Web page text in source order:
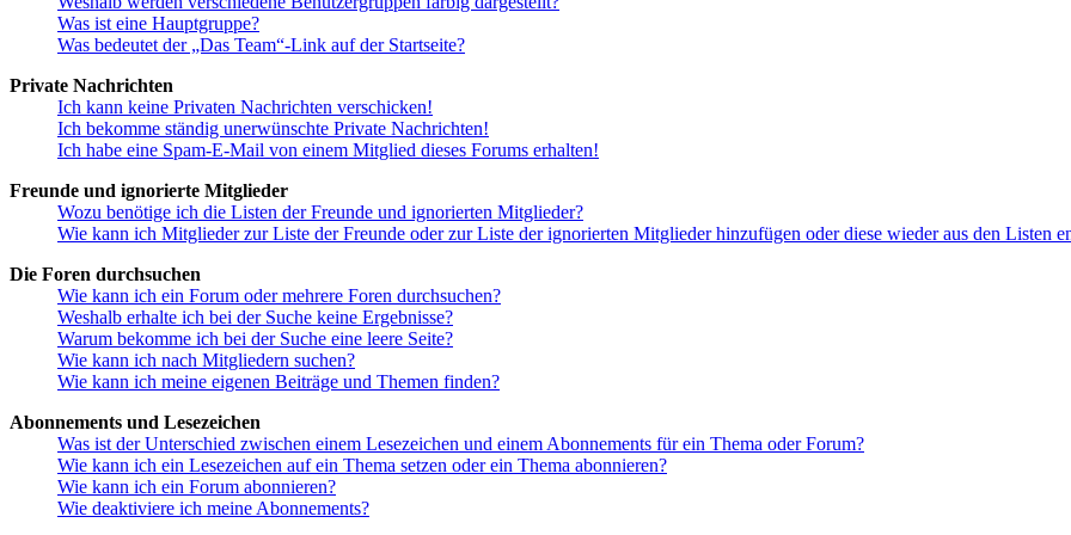
Was ist eine Hauptgruppe?
Was bedeutet der „Das Team“-Link auf der Startseite?
Private Nachrichten
Ich kann keine Privaten Nachrichten verschicken!
Ich bekomme ständig unerwünschte Private Nachrichten!
Ich habe eine Spam-E-Mail von einem Mitglied dieses Forums erhalten!
Freunde und ignorierte Mitglieder
Wozu benötige ich die Listen der Freunde und ignorierten Mitglieder?
Wie kann ich Mitglieder zur Liste der Freunde oder zur Liste der ignorierten Mitglieder hinzufügen oder diese wieder aus den Listen
Die Foren durchsuchen
Wie kann ich ein Forum oder mehrere Foren durchsuchen?
Weshalb erhalte ich bei der Suche keine Ergebnisse?
Warum bekomme ich bei der Suche eine leere Seite?
Wie kann ich nach Mitgliedern suchen?
Wie kann ich meine eigenen Beiträge und Themen finden?
Abonnements und Lesezeichen
Was ist der Unterschied zwischen einem Lesezeichen und einem Abonnements für ein Thema oder Forum?
Wie kann ich ein Lesezeichen auf ein Thema setzen oder ein Thema abonnieren?
Wie kann ich ein Forum abonnieren?
Wie deaktiviere ich meine Abonnements?